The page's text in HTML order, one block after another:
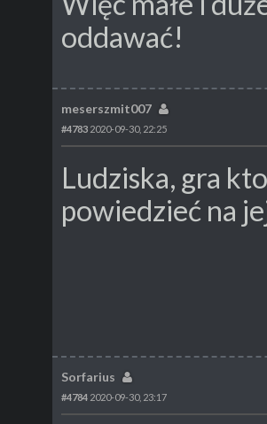
oddawać!
meserszmit007
#4783 2020-09-30, 22:25
Ludziska, gra
powiedzieć na
Sorfarius
#4784 2020-09-30, 23:17